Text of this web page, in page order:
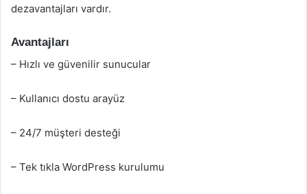
dezavantajları vardır.
Avantajları
– Hızlı ve güvenilir sunucular
– Kullanıcı dostu arayüz
– 24/7 müşteri desteği
– Tek tıkla WordPress kurulumu